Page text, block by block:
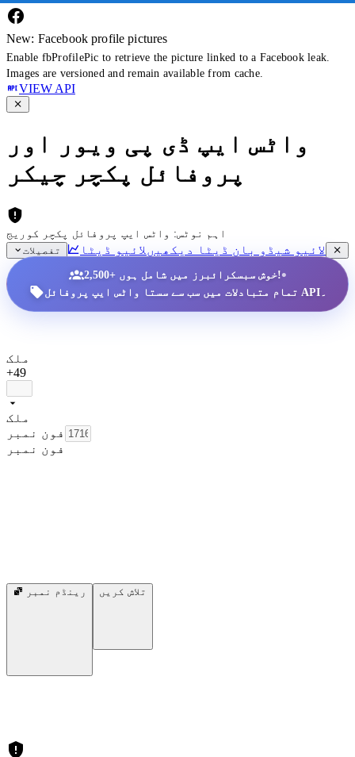
New: Facebook profile pictures
Enable fbProfilePic to retrieve the picture linked to a Facebook leak.
Images are versioned and remain available from cache.
VIEW API
واٹس ایپ ڈی پی ویور اور
پروفائل پکچر چیکر
اہم نوٹس: واٹس ایپ پروفائل پکچر کوریج
تفصیلات
لائیو شیڈو بان ڈیٹا دیکھیں لائیو ڈیٹا
2,500+ خوش سبسکرائبرز میں شامل ہوں!•
تمام متبادلات میں سب سے سستا واٹس ایپ پروفائل API۔
ملک
+49
ملک
فون نمبر
فون نمبر
رینڈم نمبر تلاش کریں